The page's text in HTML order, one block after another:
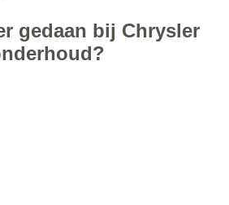
gedaan bij Chrysler